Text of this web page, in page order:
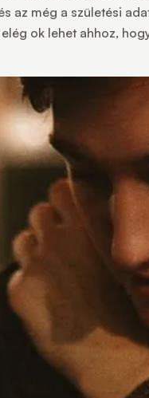
még a születési
ok lehet ahhoz,